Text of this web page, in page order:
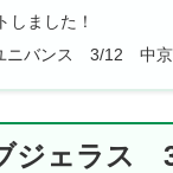
ました！
ニバンス 3/12 中
ジェラス